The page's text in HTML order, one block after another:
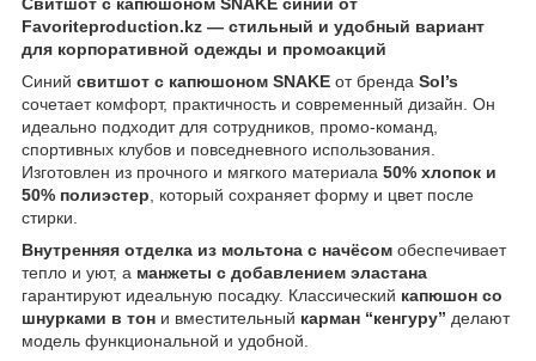
Favoriteproduction.kz — стильный и удобный вариант
для корпоративной одежды и промоакций
Синий свитшот с капюшоном SNAKE от бренда Sol’s
сочетает комфорт, практичность и современный дизайн. Он
идеально подходит для сотрудников, промо-команд,
спортивных клубов и повседневного использования.
Изготовлен из прочного и мягкого материала 50% хлопок и
50% полиэстер , который сохраняет форму и цвет после
стирки.
Внутренняя отделка из мольтона с начёсом обеспечивает
тепло и уют, а манжеты с добавлением эластана
гарантируют идеальную посадку. Классический капюшон со
шнурками в тон и вместительный карман “кенгуру” делают
модель функциональной и удобной.